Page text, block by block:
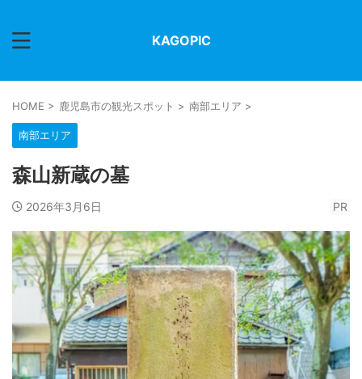
KAGOPIC
HOME > 鹿児島市の観光スポット > 南部エリア >
南部エリア
森山新蔵の墓
2026年3月6日 PR